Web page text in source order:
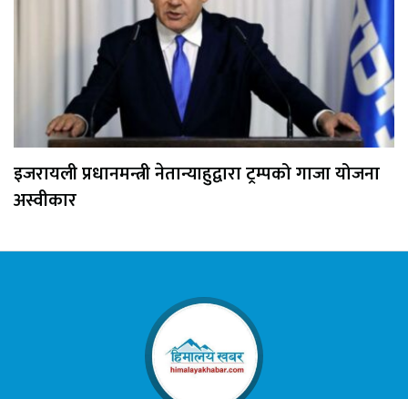
इजरायली प्रधानमन्त्री नेतान्याहुद्वारा ट्रम्पको गाजा योजना
अस्वीकार